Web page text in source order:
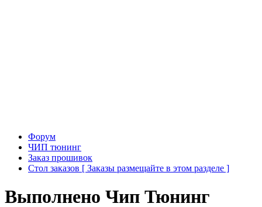
Форум
ЧИП тюнинг
Заказ прошивок
Стол заказов [ Заказы размещайте в этом разделе ]
Выполнено Чип Тюнинг